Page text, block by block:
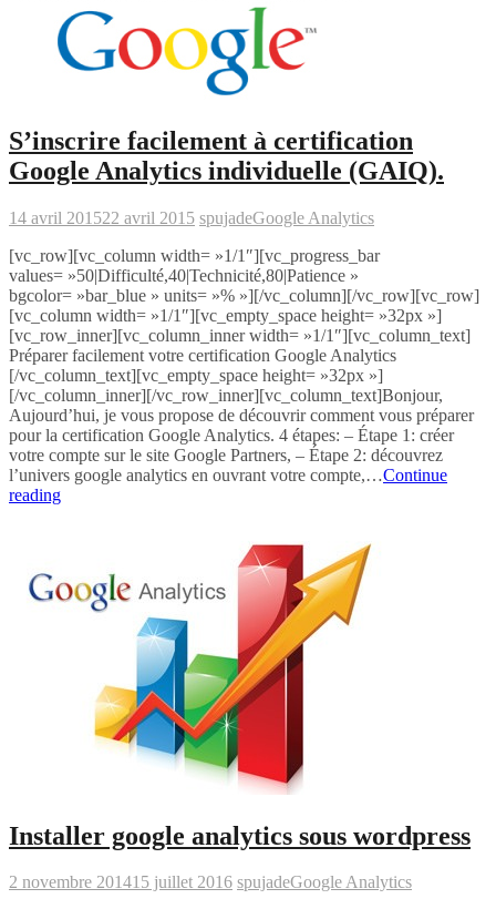
S’inscrire facilement à certification
Google Analytics individuelle (GAIQ).
14 avril 201522 avril 2015 spujadeGoogle Analytics
[vc_row][vc_column width= »1/1″][vc_progress_bar
values= »50|Difficulté,40|Technicité,80|Patience »
bgcolor= »bar_blue » units= »% »][/vc_column][/vc_row][vc_row]
[vc_column width= »1/1″][vc_empty_space height= »32px »]
[vc_row_inner][vc_column_inner width= »1/1″][vc_column_text]
Préparer facilement votre certification Google Analytics
[/vc_column_text][vc_empty_space height= »32px »]
[/vc_column_inner][/vc_row_inner][vc_column_text]Bonjour,
Aujourd’hui, je vous propose de découvrir comment vous préparer
pour la certification Google Analytics. 4 étapes: – Étape 1: créer
votre compte sur le site Google Partners, – Étape 2: découvrez
l’univers google analytics en ouvrant votre compte,…Continue
readingS’inscrire
Google
Analytics
individuelle
Installer google analytics sous wordpress
2 novembre 201415 juillet 2016 spujadeGoogle Analytics